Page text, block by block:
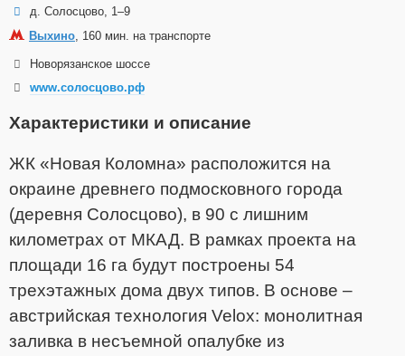
д. Солосцово, 1–9
Выхино, 160 мин. на транспорте
Новорязанское шоссе
www.солосцово.рф
Характеристики и описание
ЖК «Новая Коломна» расположится на
окраине древнего подмосковного города
(деревня Солосцово), в 90 с лишним
километрах от МКАД. В рамках проекта на
площади 16 га будут построены 54
трехэтажных дома двух типов. В основе –
австрийская технология Velox: монолитная
заливка в несъемной опалубке из